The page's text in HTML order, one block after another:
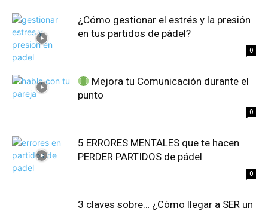
¿Cómo gestionar el estrés y la presión
en tus partidos de pádel?
0
Mejora tu Comunicación durante el
punto
0
5 ERRORES MENTALES que te hacen
PERDER PARTIDOS de pádel
0
3 claves sobre… ¿Cómo llegar a SER un